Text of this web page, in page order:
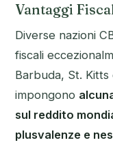
Vantaggi
Diverse nazioni
fiscali
Barbuda, St. Kitts
impongono
sul reddito
plusvalenze e